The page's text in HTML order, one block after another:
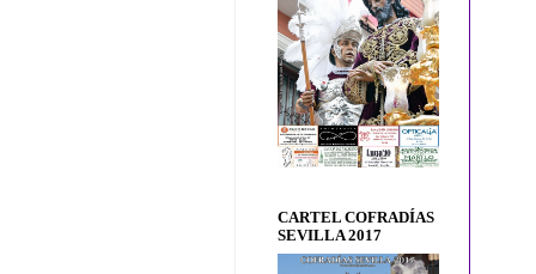
CARTEL COFRADÍAS
SEVILLA 2017